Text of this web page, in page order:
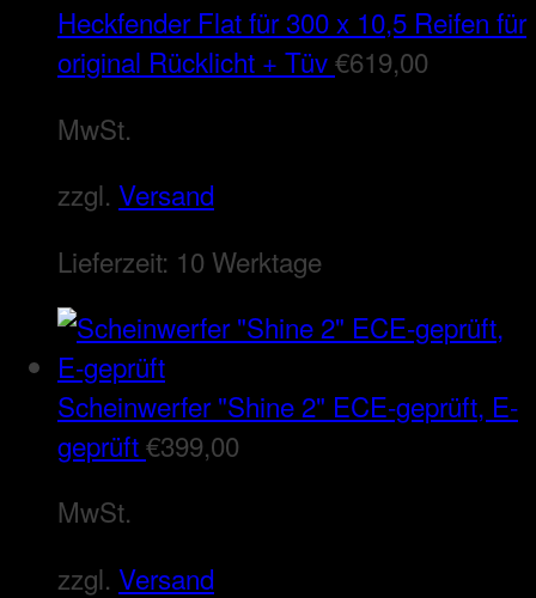
Heckfender Flat für 300 x 10,5 Reifen für
original Rücklicht + Tüv€619,00
MwSt.
zzgl. Versand
Lieferzeit: 10 Werktage
Scheinwerfer "Shine 2" ECE-geprüft, E-
geprüft€399,00
MwSt.
zzgl. Versand